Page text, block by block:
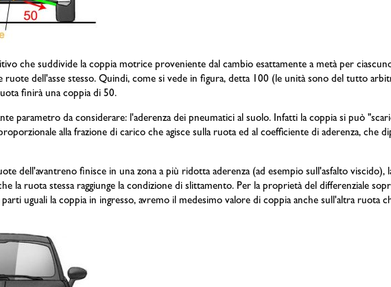
che suddivide la coppia motrice proveniente dal cambio esattamente a metà per
ruote dell'asse stesso. Quindi, come si vede in figura, detta 100 (le unità sono del tutto
finirà una coppia di 50.
parametro da considerare: l'aderenza dei pneumatici al suolo. Infatti la coppia si può
alla frazione di carico che agisce sulla ruota ed al coefficiente di aderenza, che
dell'avantreno finisce in una zona a più ridotta aderenza (ad esempio sull'asfalto viscido),
la ruota stessa raggiunge la condizione di slittamento. Per la proprietà del differenziale
uguali la coppia in ingresso, avremo il medesimo valore di coppia anche sull'altra ruota